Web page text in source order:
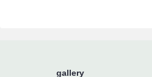
gallery